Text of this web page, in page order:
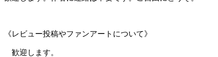
《レビュー投稿やファンアートについて》
歓迎します。